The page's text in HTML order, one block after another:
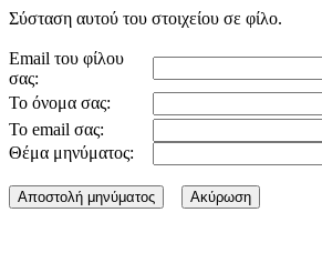
Σύσταση αυτού του στοιχείου σε φίλο.
Email του φίλου
σας:
Το όνομα σας:
Το email σας:
Θέμα μηνύματος: